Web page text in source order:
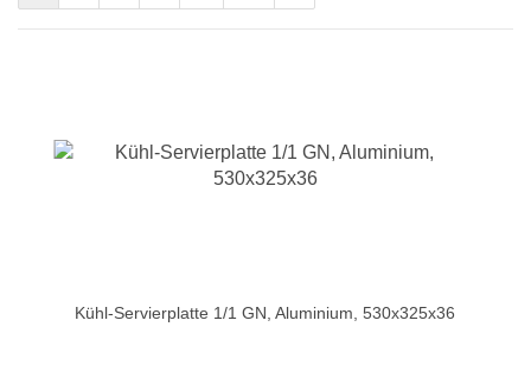
Kühl-Servierplatte 1/1 GN, Aluminium, 530x325x36